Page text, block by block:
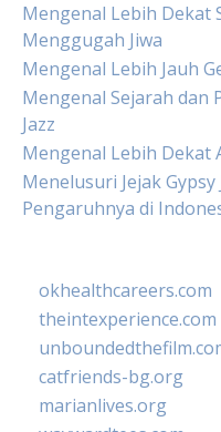
Mengenal Lebih Dekat
Menggugah Jiwa
Mengenal Lebih Jauh
Mengenal Sejarah dan
Jazz
Mengenal Lebih Dekat
Menelusuri Jejak Gypsy
Pengaruhnya di
okhealthcareers.com
theintexperience.com
catfriends-bg.org
marianlives.org